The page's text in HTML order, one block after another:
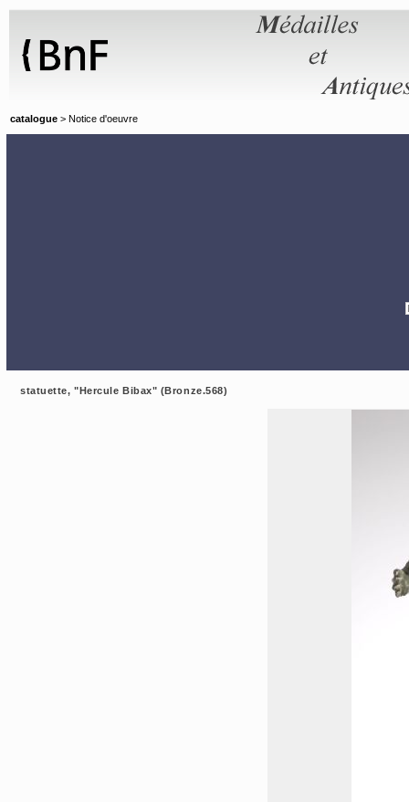
catalogue > Notice d'oeuvre
statuette, "Hercule Bibax" (Bronze.568)